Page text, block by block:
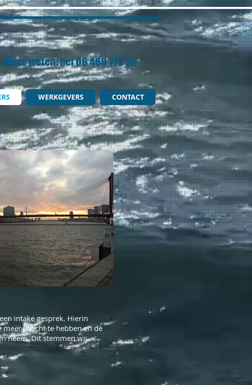
Meer weten: bel 06 480 776 70
WERKGEVERS CONTACT
intake gesprek. Hierin
inzicht te hebben en de
neem. Dit stemmen wij